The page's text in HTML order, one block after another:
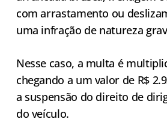
com arrastamento ou
uma infração de natureza
Nesse caso, a multa é
chegando a um valor de R$
a suspensão do direito de
do veículo.